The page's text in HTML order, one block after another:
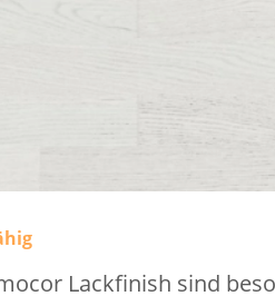
Lackfinish sind